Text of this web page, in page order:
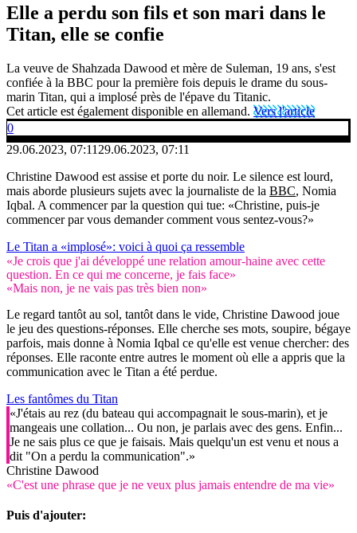
Elle a perdu son fils et son mari dans le
Titan, elle se confie
La veuve de Shahzada Dawood et mère de Suleman, 19 ans, s'est
confiée à la BBC pour la première fois depuis le drame du sous-
marin Titan, qui a implosé près de l'épave du Titanic.
Cet article est également disponible en allemand. Vers l'article
0
29.06.2023, 07:11 29.06.2023, 07:11
Christine Dawood est assise et porte du noir. Le silence est lourd,
mais aborde plusieurs sujets avec la journaliste de la BBC, Nomia
Iqbal. A commencer par la question qui tue: «Christine, puis-je
commencer par vous demander comment vous sentez-vous?»
Le Titan a «implosé»: voici à quoi ça ressemble
«Je crois que j'ai développé une relation amour-haine avec cette
question. En ce qui me concerne, je fais face»
«Mais non, je ne vais pas très bien non»
Le regard tantôt au sol, tantôt dans le vide, Christine Dawood joue
le jeu des questions-réponses. Elle cherche ses mots, soupire, bégaye
parfois, mais donne à Nomia Iqbal ce qu'elle est venue chercher: des
réponses. Elle raconte entre autres le moment où elle a appris que la
communication avec le Titan a été perdue.
Les fantômes du Titan
«J'étais au rez (du bateau qui accompagnait le sous-marin), et je
mangeais une collation... Ou non, je parlais avec des gens. Enfin...
Je ne sais plus ce que je faisais. Mais quelqu'un est venu et nous a
dit "On a perdu la communication".»
Christine Dawood
«C'est une phrase que je ne veux plus jamais entendre de ma vie»
Puis d'ajouter: